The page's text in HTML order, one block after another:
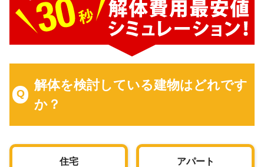
解体を検討している建物はどれです
か？
住宅 アパート